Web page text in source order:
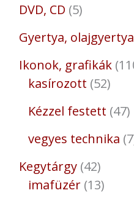
DVD, CD 5
Gyertya,
Ikonok, grafikák
kasírozott 52
Kézzel festett 47
vegyes technika 7
Kegytárgy 42
imafüzér 13